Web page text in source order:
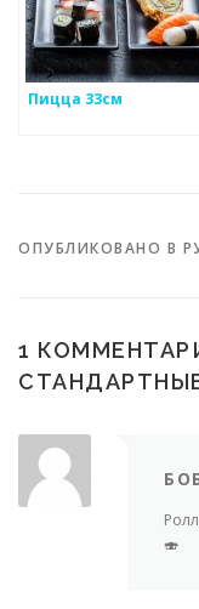
Пицца 33см
ОПУБЛИКОВАНО В
1
🍣